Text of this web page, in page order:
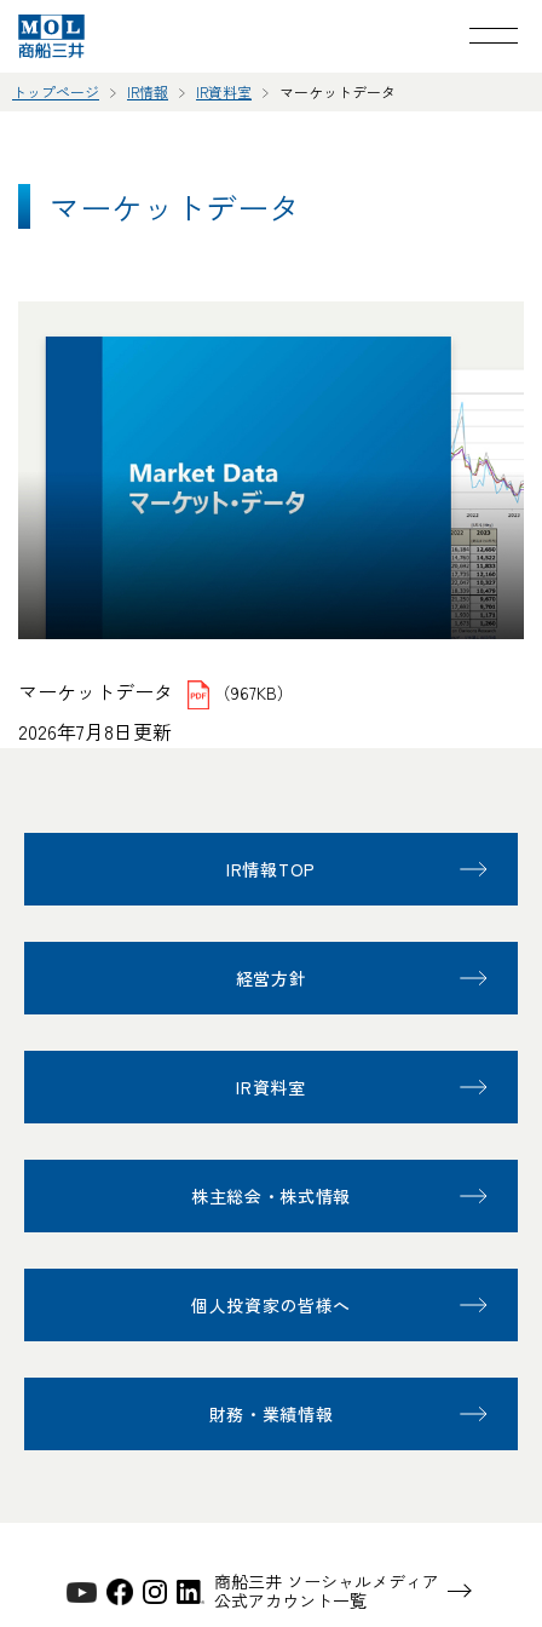
トップページ IR情報 IR資料室 マーケットデータ
マーケットデータ
マーケットデータ （967KB）
2026年7月8日更新
IR情報TOP
経営方針
IR資料室
株主総会・株式情報
個人投資家の皆様へ
財務・業績情報
商船三井 ソーシャルメディア
公式アカウント一覧